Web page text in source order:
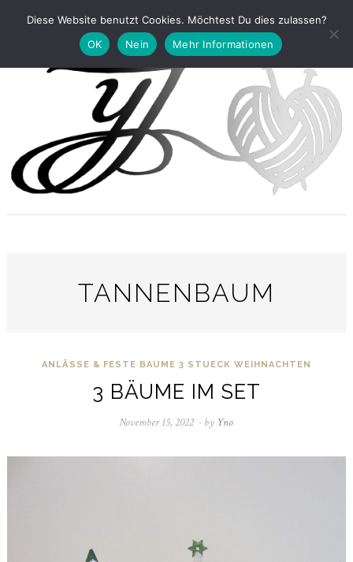
TANNENBAUM
ANLÄSSE & FESTE BAUME 3 STUECK WEIHNACHTEN
3 BÄUME IM SET
November 15, 2022 November
2022
by Yno
Diese Website benutzt Cookies. Möchtest Du dies zulassen?
OK
Nein Mehr Informationen